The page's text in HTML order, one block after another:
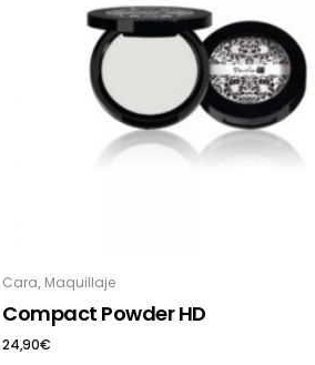
Cara, Maquillaje
Compact Powder HD
24,90€